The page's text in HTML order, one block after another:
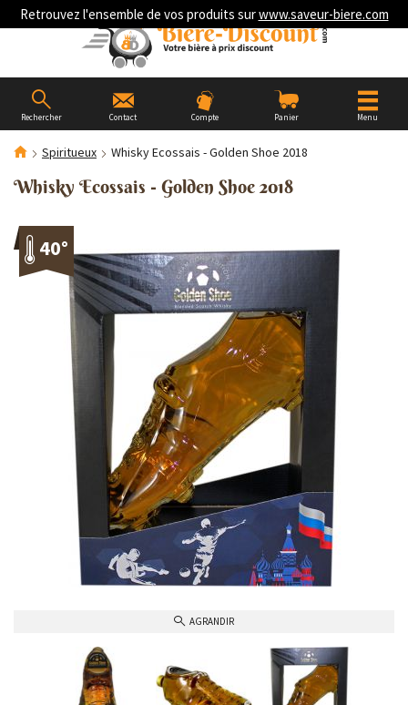
Retrouvez l'ensemble de vos produits surwww.saveur-biere.com
Rechercher Contact Compte Panier Menu
Spiritueux Whisky Ecossais - Golden Shoe 2018
Whisky Ecossais - Golden Shoe 2018
40°
AGRANDIR